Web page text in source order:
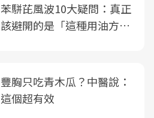
苯駢芘風波10大疑問：真正
該避開的是「這種用油方
豐胸只吃青木瓜？中醫說：
這個超有效